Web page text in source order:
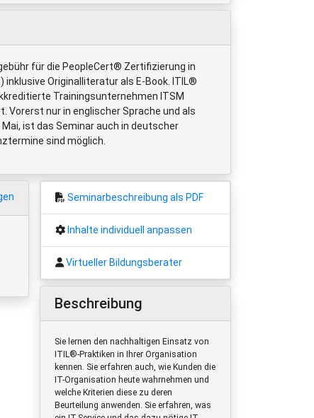
für die PeopleCert® Zertifizierung in
inklusive Originalliteratur als E-Book. ITIL®
Trainingsunternehmen ITSM
Vorerst nur in englischer Sprache und als
Mai, ist das Seminar auch in deutscher
sind möglich.
Seminarbeschreibung als PDF
Inhalte individuell anpassen
Virtueller Bildungsberater
Beschreibung
Sie lernen den nachhaltigen Einsatz von
ITIL®-Praktiken in Ihrer Organisation
kennen. Sie erfahren auch, wie Kunden die
IT-Organisation heute wahrnehmen und
welche Kriterien diese zu deren
Beurteilung anwenden. Sie erfahren, was